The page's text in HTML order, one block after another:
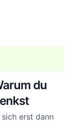
du
erst dann